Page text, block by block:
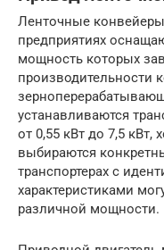
Ленточные
предприятиях
мощность которых
производительности
устанавливаются
от 0,55 кВт до 7,5 кВт,
выбираются
транспортерах с
характеристиками
различной мощности.